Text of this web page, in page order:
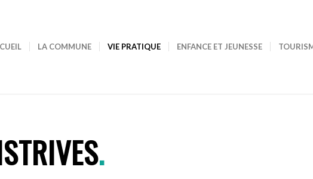
LA COMMUNE VIE PRATIQUE ENFANCE ET JEUNESSE
.